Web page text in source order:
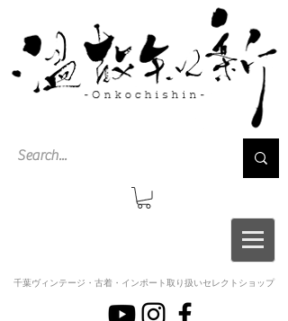
千葉ヴィンテージ・古着・インポート取り扱いセレクトショップ